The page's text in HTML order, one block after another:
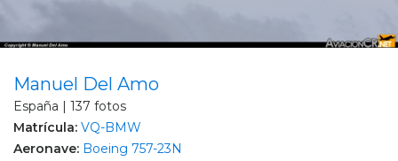
Manuel Del Amo
España | 137 fotos
Matrícula: VQ-BMW
Aeronave: Boeing 757-23N